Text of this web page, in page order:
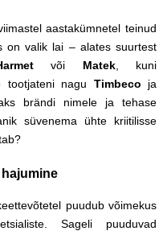
aastakümnetel teinud
on valik lai – alates suurtest
või Matek, kuni
tootjateni nagu Timbeco ja
brändi nimele ja tehase
süvenema ühte kriitilisse
puudub võimekus
Sageli puuduvad